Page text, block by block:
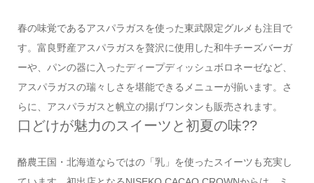
春の味覚であるアスパラガスを使った東武限定グルメも注目で
す。富良野産アスパラガスを贅沢に使用した和牛チーズバーガ
ーや、パンの器に入ったディープディッシュボロネーゼなど、
アスパラガスの瑞々しさを堪能できるメニューが揃います。さ
らに、アスパラガスと帆立の揚げワンタンも販売されます。
口どけが魅力のスイーツと初夏の味??
酪農王国・北海道ならではの「乳」を使ったスイーツも充実し